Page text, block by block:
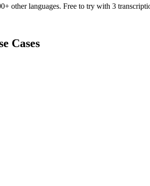
other languages. Free to try with 3
Cases